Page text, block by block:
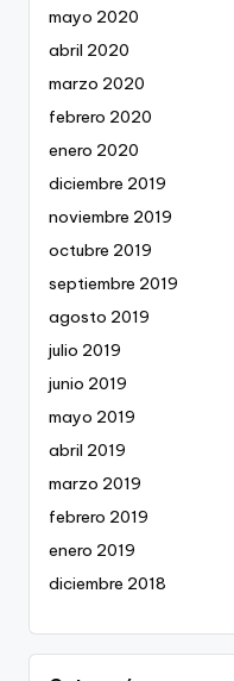
mayo 2020
abril 2020
marzo 2020
febrero 2020
enero 2020
diciembre 2019
noviembre 2019
octubre 2019
septiembre 2019
agosto 2019
julio 2019
junio 2019
mayo 2019
abril 2019
marzo 2019
febrero 2019
enero 2019
diciembre 2018